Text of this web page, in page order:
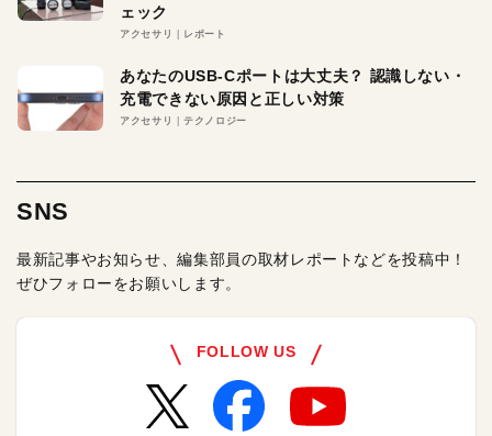
ェック
アクセサリ レポート
あなたのUSB-Cポートは大丈夫？ 認識しない・
充電できない原因と正しい対策
アクセサリ テクノロジー
SNS
最新記事やお知らせ、編集部員の取材レポートなどを投稿中！
ぜひフォローをお願いします。
FOLLOW US